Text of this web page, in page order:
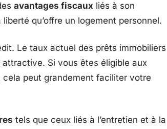
avantages fiscaux liés à son
qu’offre un logement personnel.
Le taux actuel des prêts immobiliers
Si vous êtes éligible aux
peut grandement faciliter votre
tels que ceux liés à l’entretien et à la